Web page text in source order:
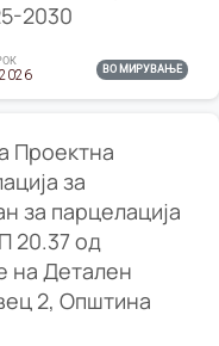
2030
ВО МИРУВАЊЕ
Проектна
за
за парцелација
20.37 од
на Детален
2, Општина